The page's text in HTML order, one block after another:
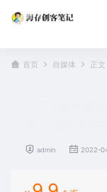
首页 自媒体 正文
admin 2022-